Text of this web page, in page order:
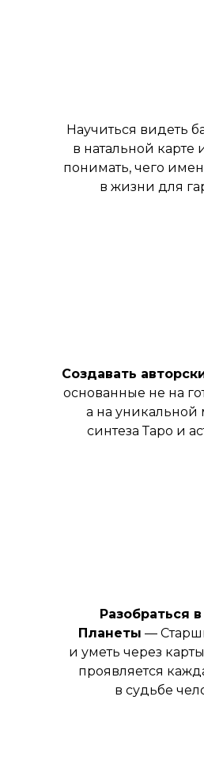
Создавать
основанные не на
а на уникальной
синтеза Таро и
Научиться видеть
в натальной карте
понимать, чего
в жизни для
Разобраться
Планеты —
и уметь через
проявляется
в судьбе